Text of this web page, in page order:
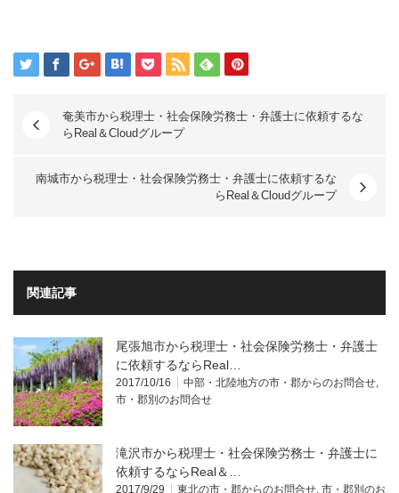
奄美市から税理士・社会保険労務士・弁護士に依頼するな
らReal＆Cloudグループ
南城市から税理士・社会保険労務士・弁護士に依頼するな
らReal＆Cloudグループ
関連記事
尾張旭市から税理士・社会保険労務士・弁護士
に依頼するならReal…
2017/10/16 中部・北陸地方の市・郡からのお問合せ,
市・郡別のお問合せ
滝沢市から税理士・社会保険労務士・弁護士に
依頼するならReal＆…
2017/9/29 東北の市・郡からのお問合せ, 市・郡別のお